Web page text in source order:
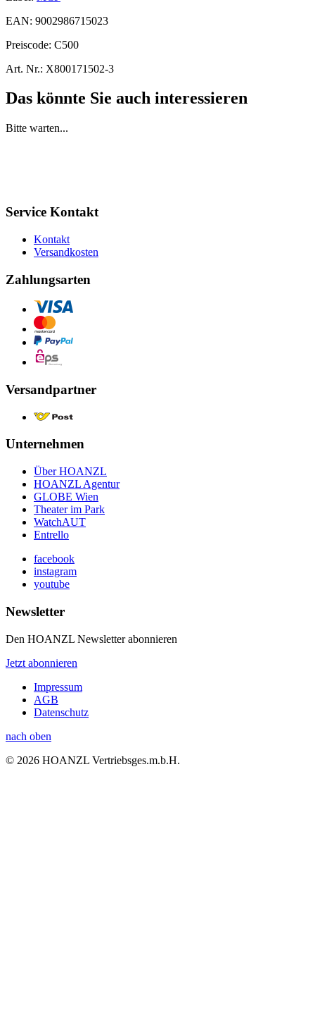
EAN: 9002986715023
Preiscode: C500
Art. Nr.: X800171502-3
Das könnte Sie auch interessieren
Bitte warten...
Service Kontakt
Kontakt
Versandkosten
Zahlungsarten
Versandpartner
Unternehmen
Über HOANZL
HOANZL Agentur
GLOBE Wien
Theater im Park
WatchAUT
Entrello
facebook
instagram
youtube
Newsletter
Den HOANZL Newsletter abonnieren
Jetzt abonnieren
Impressum
AGB
Datenschutz
nach oben
© 2026 HOANZL Vertriebsges.m.b.H.